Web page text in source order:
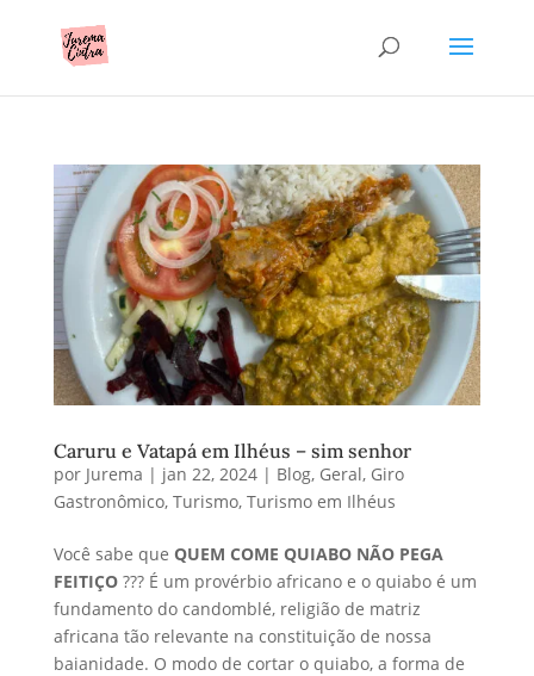
Caruru e Vatapá em Ilhéus – sim senhor
por Jurema | jan 22, 2024| Blog, Geral, Giro
Gastronômico, Turismo, Turismo em Ilhéus
Você sabe que QUEM COME QUIABO NÃO PEGA
FEITIÇO??? É um provérbio africano e o quiabo é um
fundamento do candomblé, religião de matriz
africana tão relevante na constituição de nossa
baianidade. O modo de cortar o quiabo, a forma de